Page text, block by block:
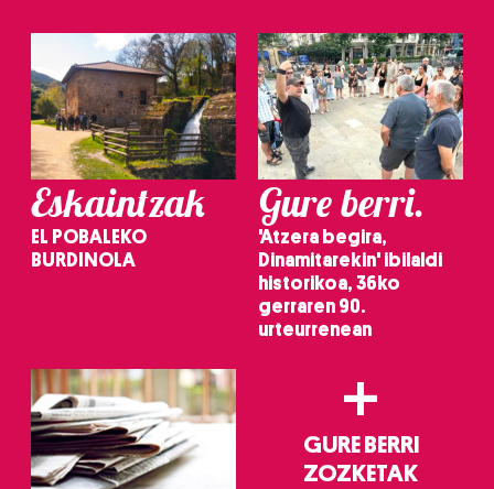
Eskaintzak
EL POBALEKO
BURDINOLA
Gure berri.
'Atzera begira,
Dinamitarekin' ibilaldi
historikoa, 36ko
gerraren 90.
urteurrenean
+
GURE BERRI
ZOZKETAK